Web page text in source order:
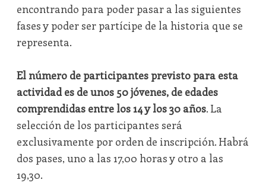
encontrando para poder pasar a las siguientes
fases y poder ser partícipe de la historia que se
representa.
El número de participantes previsto para esta
actividad es de unos 50 jóvenes, de edades
comprendidas entre los 14 y los 30 años. La
selección de los participantes será
exclusivamente por orden de inscripción. Habrá
dos pases, uno a las 17,00 horas y otro a las
19,30.